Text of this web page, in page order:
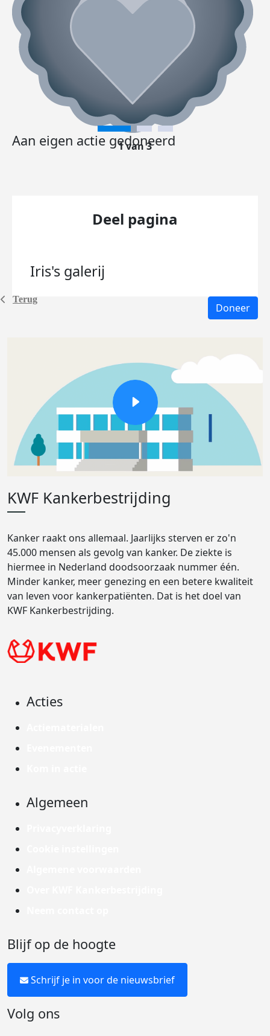
Terug
Aan eigen actie gedoneerd
1 van 3
Deel pagina
Iris's galerij
Doneer
KWF Kankerbestrijding
Kanker raakt ons allemaal. Jaarlijks sterven er zo'n
45.000 mensen als gevolg van kanker. De ziekte is
hiermee in Nederland doodsoorzaak nummer één.
Minder kanker, meer genezing en een betere kwaliteit
van leven voor kankerpatiënten. Dat is het doel van
KWF Kankerbestrijding.
Acties
Algemeen
Blijf op de hoogte
Schrijf je in voor de nieuwsbrief
Volg ons